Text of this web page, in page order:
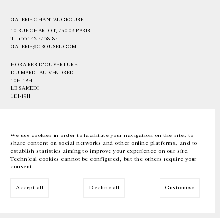
We use cookies in order to facilitate your navigation on the site, to
share content on social networks and other online platforms, and to
establish statistics aiming to improve your experience on our site.
Technical cookies cannot be configured, but the others require your
consent.
Accept all Decline all Customize
GALERIE CHANTAL CROUSEL
10 RUE CHARLOT, 75003 PARIS
T. +33 1 42 77 38 87
GALERIE@CROUSEL.COM
HORAIRES D'OUVERTURE
DU MARDI AU VENDREDI
10H-18H
LE SAMEDI
11H-19H
EN FR 中文 Facebook Instagram
Inscrivez-vous à notre newsletter